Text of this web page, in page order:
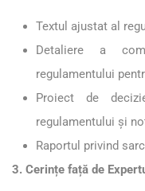
Textul ajustat al
Detaliere a
regulamentului
Proiect de
regulamentului și
Raportul privind
3. Cerințe față de